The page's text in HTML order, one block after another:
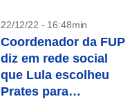
22/12/22 - 16:48min
Coordenador da FUP
diz em rede social
que Lula escolheu
Prates para